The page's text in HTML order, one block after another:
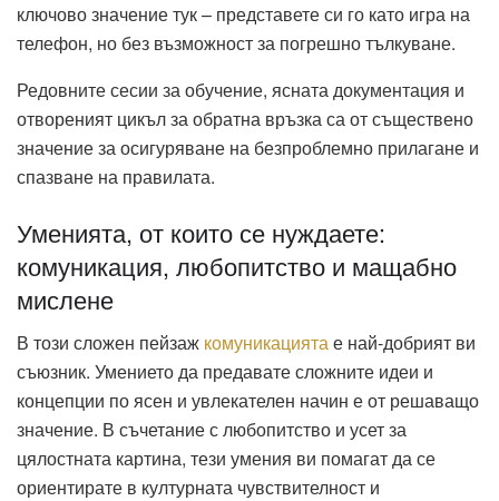
ключово значение тук – представете си го като игра на
телефон, но без възможност за погрешно тълкуване.
Редовните сесии за обучение, ясната документация и
отвореният цикъл за обратна връзка са от съществено
значение за осигуряване на безпроблемно прилагане и
спазване на правилата.
Уменията, от които се нуждаете:
комуникация, любопитство и мащабно
мислене
В този сложен пейзаж комуникациятае най-добрият ви
съюзник. Умението да предавате сложните идеи и
концепции по ясен и увлекателен начин е от решаващо
значение. В съчетание с любопитство и усет за
цялостната картина, тези умения ви помагат да се
ориентирате в културната чувствителност и